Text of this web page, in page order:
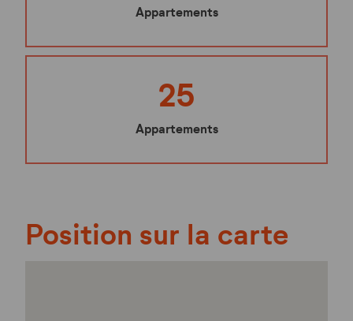
Appartements
25
Appartements
Position sur la carte